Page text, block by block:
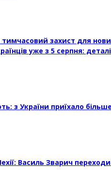
захист для
уже з 5 серпня: деталі
з України приїхало
Василь Зварич